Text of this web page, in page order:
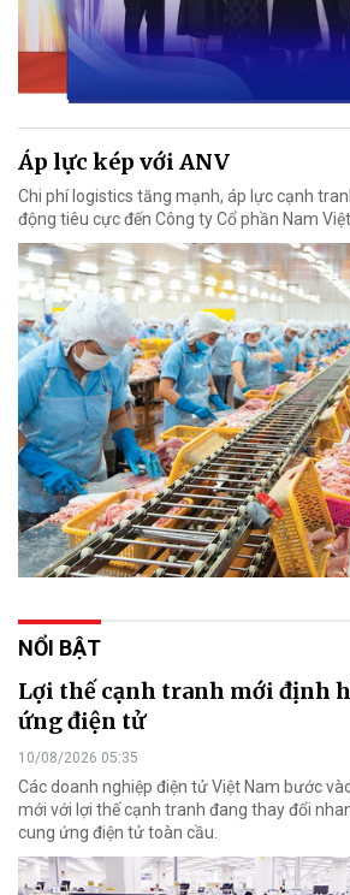
Áp lực kép với ANV
Chi phí logistics tăng mạnh, áp lực cạnh
động tiêu cực đến Công ty Cổ phần Nam Việt
NỔI BẬT
Lợi thế cạnh tranh mới định
ứng điện tử
10/08/2026 05:35
Các doanh nghiệp điện tử Việt Nam bước
mới với lợi thế cạnh tranh đang thay đổi
cung ứng điện tử toàn cầu.